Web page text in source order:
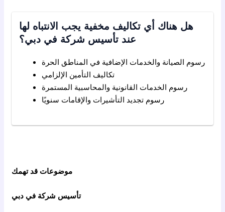
هل هناك أي تكاليف مخفية يجب الانتباه لها
عند تأسيس شركة في دبي؟
رسوم الصيانة والخدمات الإضافية في المناطق الحرة
تكاليف التأمين الإلزامي
رسوم الخدمات القانونية والمحاسبية المستمرة
رسوم تجديد التأشيرات والإقامات سنويًا
موضوعات قد تهمك
تأسيس شركة في دبي